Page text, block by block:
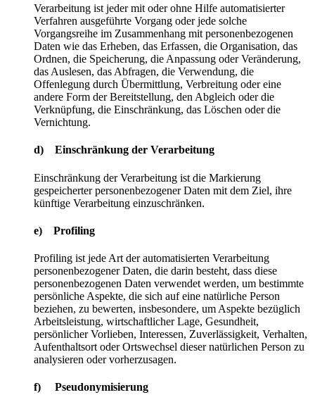
Verarbeitung ist jeder mit oder ohne Hilfe automatisierter
Verfahren ausgeführte Vorgang oder jede solche
Vorgangsreihe im Zusammenhang mit personenbezogenen
Daten wie das Erheben, das Erfassen, die Organisation, das
Ordnen, die Speicherung, die Anpassung oder Veränderung,
das Auslesen, das Abfragen, die Verwendung, die
Offenlegung durch Übermittlung, Verbreitung oder eine
andere Form der Bereitstellung, den Abgleich oder die
Verknüpfung, die Einschränkung, das Löschen oder die
Vernichtung.
d) Einschränkung der Verarbeitung
Einschränkung der Verarbeitung ist die Markierung
gespeicherter personenbezogener Daten mit dem Ziel, ihre
künftige Verarbeitung einzuschränken.
e) Profiling
Profiling ist jede Art der automatisierten Verarbeitung
personenbezogener Daten, die darin besteht, dass diese
personenbezogenen Daten verwendet werden, um bestimmte
persönliche Aspekte, die sich auf eine natürliche Person
beziehen, zu bewerten, insbesondere, um Aspekte bezüglich
Arbeitsleistung, wirtschaftlicher Lage, Gesundheit,
persönlicher Vorlieben, Interessen, Zuverlässigkeit, Verhalten,
Aufenthaltsort oder Ortswechsel dieser natürlichen Person zu
analysieren oder vorherzusagen.
f) Pseudonymisierung